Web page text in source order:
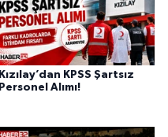
Kızılay’dan KPSS Şartsız
Personel Alımı!